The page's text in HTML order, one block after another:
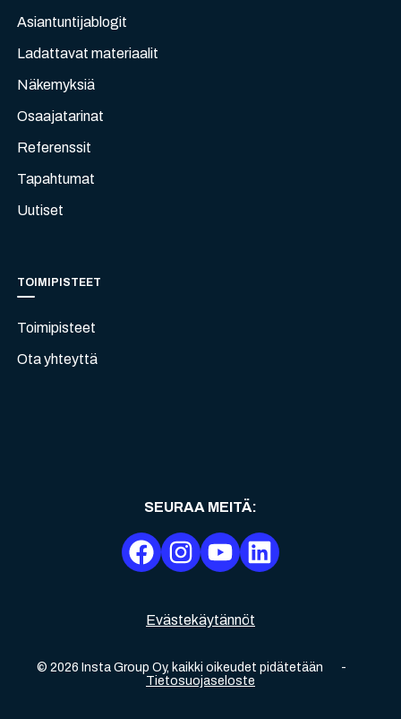
Asiantuntijablogit
Ladattavat materiaalit
Näkemyksiä
Osaajatarinat
Referenssit
Tapahtumat
Uutiset
TOIMIPISTEET
Toimipisteet
Ota yhteyttä
Evästekäytännöt
© 2026 Insta Group Oy, kaikki oikeudet pidätetään
-
Tietosuojaseloste
SEURAA MEITÄ: